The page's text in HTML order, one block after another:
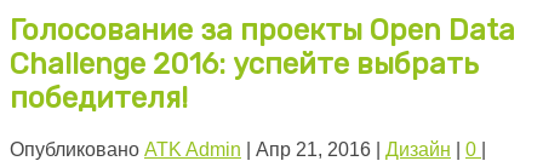
Голосование за проекты Open Data
Challenge 2016: успейте выбрать
победителя!
Опубликовано ATK Admin Апр 21, 2016 Дизайн 0